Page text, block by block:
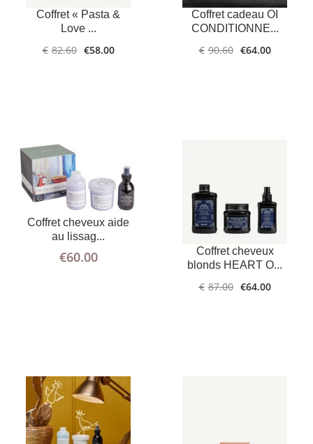
Coffret « Pasta &
Love ...
€ 82.60 €58.00
Coffret cadeau OI
CONDITIONNE...
€ 90.60 €64.00
Coffret cheveux aide
au lissag...
€60.00
Coffret cheveux
blonds HEART O...
€ 87.00 €64.00
LIRE LA
SUITE
PLUS
D'INFOS
LIRE LA
SUITE
D'INFOS
AJOUTER AU
PANIER
PLUS
D'INFOS